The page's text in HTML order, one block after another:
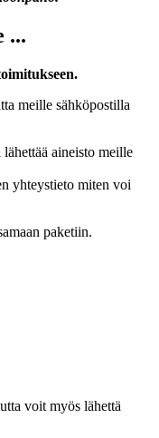
...
meille sähköpostilla
aineisto meille
yhteystieto miten voi
paketiin.
voit myös lähettä